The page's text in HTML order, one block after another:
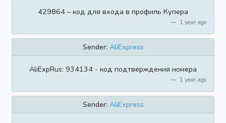
​​429864 – код для входа в профиль Купера
1 year ago
Sender: AliExpress
AliExpRus: 934134 - код подтверждения номера
1 year ago
Sender: AliExpress